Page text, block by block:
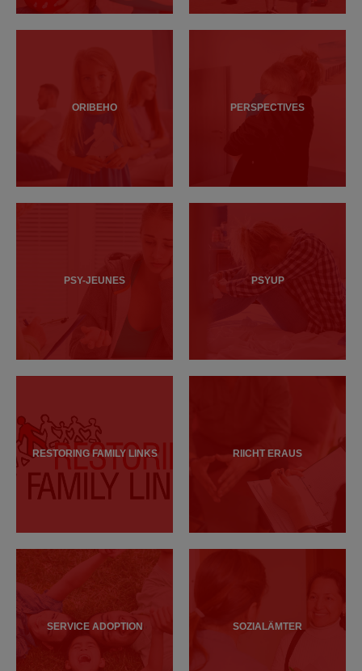
ORIBEHO PERSPECTIVES
PSY-JEUNES PSYUP
RESTORING FAMILY LINKS RIICHT ERAUS
SERVICE ADOPTION SOZIALÄMTER